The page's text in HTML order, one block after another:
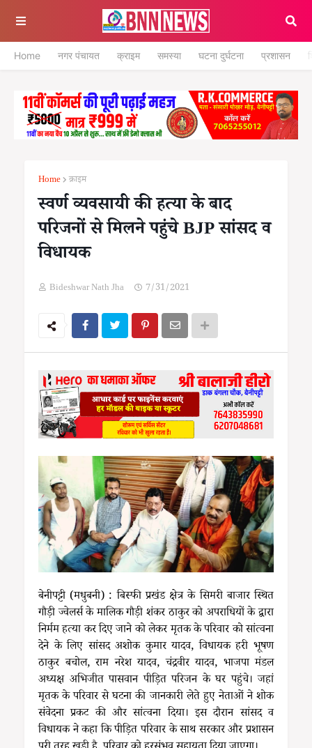
Home नगर पंचायत क्राइम समस्या घटना दुर्घटना प्रशासन
Home क्राइम
स्वर्ण व्यवसायी की हत्या के बाद
परिजनों से मिलने पहुंचे BJP सांसद व
विधायक
Bideshwar Nath Jha 7/31/2021
बेनीपट्टी (मधुबनी) : बिस्फी प्रखंड क्षेत्र के सिमरी बाजार स्थित
गौड़ी ज्वेलर्स के मालिक गौड़ी शंकर ठाकुर को अपराधियों के द्वारा
निर्मम हत्या कर दिए जाने को लेकर मृतक के परिवार को सांत्वना
देने के लिए सांसद अशोक कुमार यादव, विधायक हरी भूषण
ठाकुर बचोल, राम नरेश यादव, चंद्रवीर यादव, भाजपा मंडल
अध्यक्ष अभिजीत पासवान पीड़ित परिजन के घर पहुंचे। जहां
मृतक के परिवार से घटना की जानकारी लेते हुए नेताओं ने शोक
संवेदना प्रकट की और सांत्वना दिया। इस दौरान सांसद व
विधायक ने कहा कि पीड़ित परिवार के साथ सरकार और प्रशासन